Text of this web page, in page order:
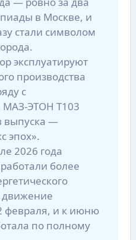
в Москве, и
стали символом
эксплуатируют
производства
с
ЭТОН Т103
выпуска —
эпох».
2026 года
более
движение
февраля, и к июню
по полному